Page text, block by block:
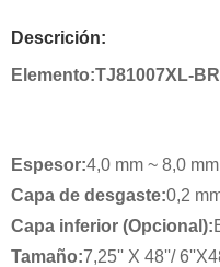
Descrición:
Elemento:TJ81007XL-
Espesor:4,0 mm ~ 8,0 mm
Capa de desgaste:0,2
Capa inferior (Opcional):
Tamaño:7,25'' X 48''/